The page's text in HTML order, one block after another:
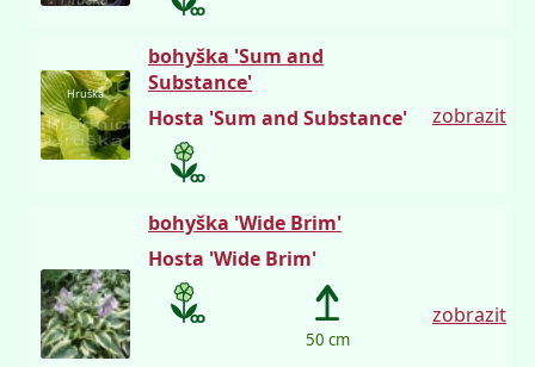
Hruška
bohyška 'Sum and
Substance'
Hosta 'Sum and Substance'
zobrazit
bohyška 'Wide Brim'
Hosta 'Wide Brim'
50 cm
zobrazit